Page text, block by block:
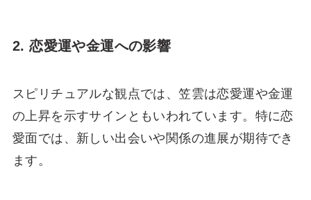
2. 恋愛運や金運への影響
スピリチュアルな観点では、笠雲は恋愛運や金運
の上昇を示すサインともいわれています。特に恋
愛面では、新しい出会いや関係の進展が期待でき
ます。